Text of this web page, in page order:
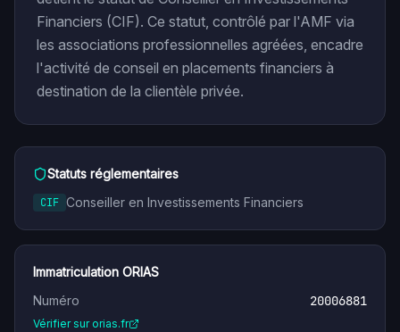
Financiers (CIF). Ce statut, contrôlé par l'AMF via
les associations professionnelles agréées, encadre
l'activité de conseil en placements financiers à
destination de la clientèle privée.
Statuts réglementaires
CIF Conseiller en Investissements Financiers
Immatriculation ORIAS
Numéro
20006881
Vérifier sur orias.fr